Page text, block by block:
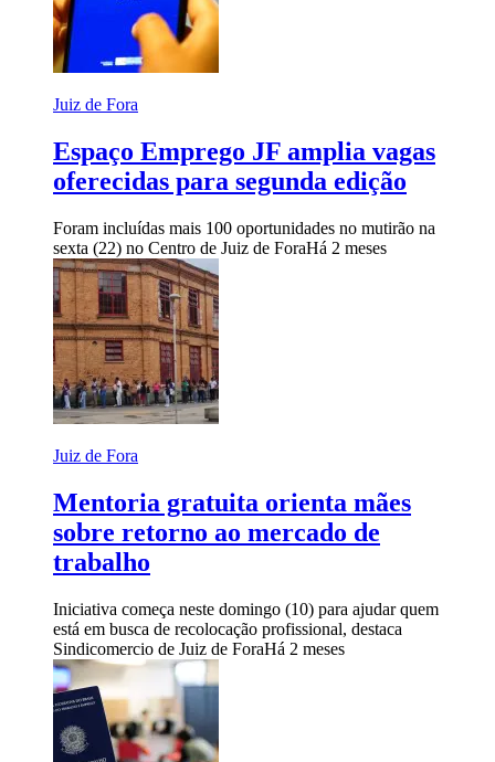
Juiz de Fora
Espaço Emprego JF amplia vagas
oferecidas para segunda edição
Foram incluídas mais 100 oportunidades no mutirão na
sexta (22) no Centro de Juiz de ForaHá 2 meses
Juiz de Fora
Mentoria gratuita orienta mães
sobre retorno ao mercado de
trabalho
Iniciativa começa neste domingo (10) para ajudar quem
está em busca de recolocação profissional, destaca
Sindicomercio de Juiz de ForaHá 2 meses